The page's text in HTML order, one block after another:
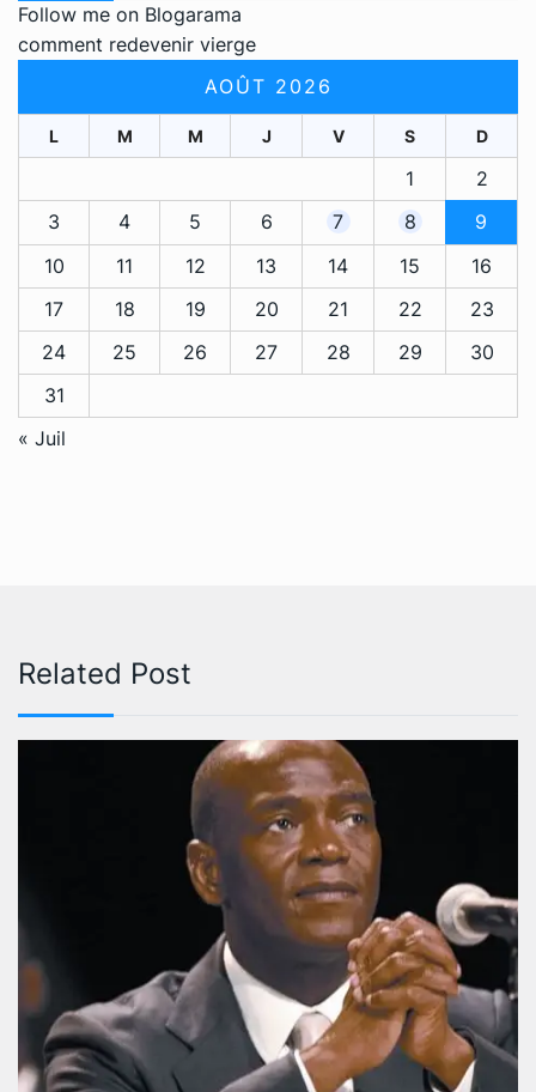
Follow me on Blogarama
comment redevenir vierge
AOÛT 2026
L M M J V S D
1
2
3
4 5 6 7 8
9
10
11 12 13 14 15
16
17
18 19 20 21 22
23
24
25 26 27 28 29
30
31
« Juil
Related Post